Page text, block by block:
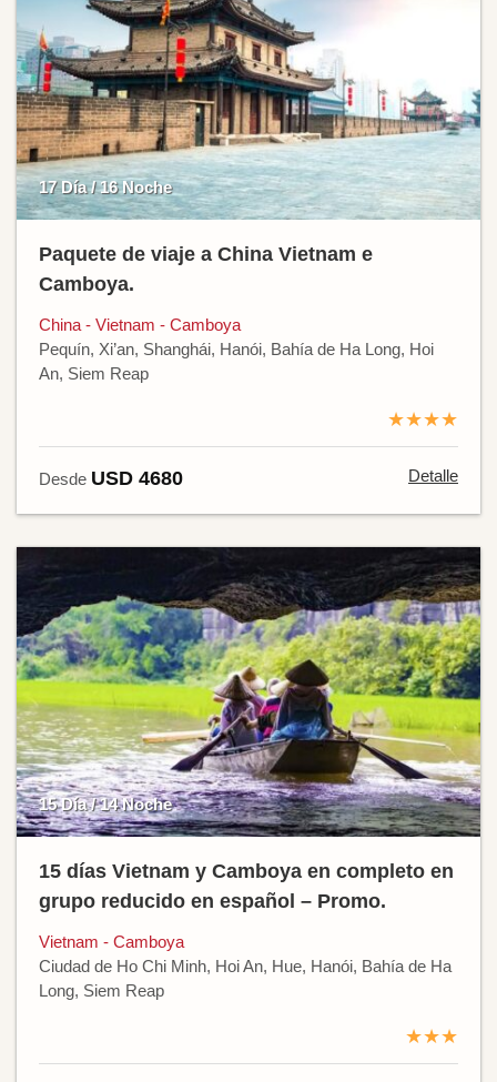
17 Día / 16 Noche
Paquete de viaje a China Vietnam e
Camboya.
China - Vietnam - Camboya
Pequín, Xi’an, Shanghái, Hanói, Bahía de Ha Long, Hoi
An, Siem Reap
★★★★
Desde USD 4680 Detalle
15 Día / 14 Noche
15 días Vietnam y Camboya en completo en
grupo reducido en español – Promo.
Vietnam - Camboya
Ciudad de Ho Chi Minh, Hoi An, Hue, Hanói, Bahía de Ha
Long, Siem Reap
★★★